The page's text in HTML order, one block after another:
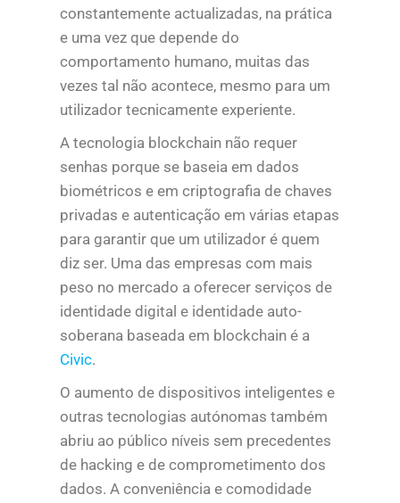
constantemente actualizadas, na prática
e uma vez que depende do
comportamento humano, muitas das
vezes tal não acontece, mesmo para um
utilizador tecnicamente experiente.
A tecnologia blockchain não requer
senhas porque se baseia em dados
biométricos e em criptografia de chaves
privadas e autenticação em várias etapas
para garantir que um utilizador é quem
diz ser. Uma das empresas com mais
peso no mercado a oferecer serviços de
identidade digital e identidade auto-
soberana baseada em blockchain é a
Civic.
O aumento de dispositivos inteligentes e
outras tecnologias autónomas também
abriu ao público níveis sem precedentes
de hacking e de comprometimento dos
dados. A conveniência e comodidade